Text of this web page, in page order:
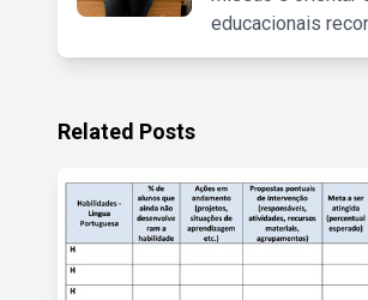
educacionais
Related Posts